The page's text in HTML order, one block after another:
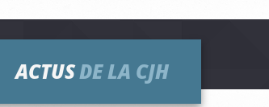
ACTUSDE LA CJH